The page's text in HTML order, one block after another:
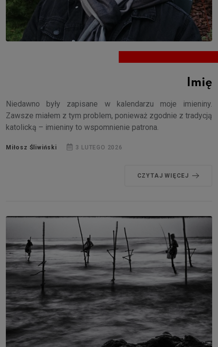
Imię
Niedawno były zapisane w kalendarzu moje imieniny.
Zawsze miałem z tym problem, ponieważ zgodnie z tradycją
katolicką – imieniny to wspomnienie patrona.
Miłosz Śliwiński 3 LUTEGO 2026
CZYTAJ WIĘCEJ